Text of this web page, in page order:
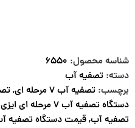
شناسه محصول: ۶۵۵۰
دسته: تصفیه آب
برچسب: تصفیه آب ۷ مرحله ای ,
دستگاه تصفیه آب ۷ مرحله ای ایزی ول تایوان
تصفیه آب,قیمت دستگاه تصفیه